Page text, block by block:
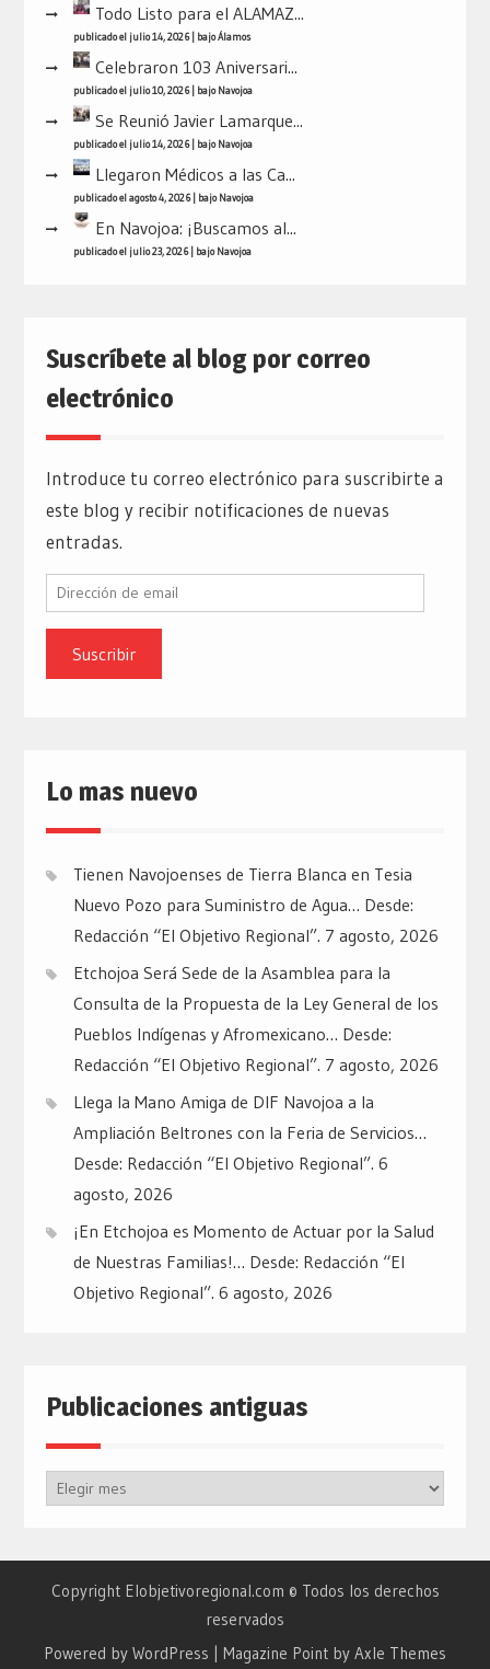
Todo Listo para el ALAMAZ...
publicado el julio 14, 2026| bajoÁlamos
Celebraron 103 Aniversari...
publicado el julio 10, 2026| bajoNavojoa
Se Reunió Javier Lamarque...
publicado el julio 14, 2026| bajoNavojoa
Llegaron Médicos a las Ca...
publicado el agosto 4, 2026| bajoNavojoa
En Navojoa: ¡Buscamos al...
publicado el julio 23, 2026| bajoNavojoa
Suscríbete al blog por correo
electrónico
Introduce tu correo electrónico para suscribirte a
este blog y recibir notificaciones de nuevas
entradas.
Dirección
email
Lo mas nuevo
Tienen Navojoenses de Tierra Blanca en Tesia
Nuevo Pozo para Suministro de Agua… Desde:
Redacción “El Objetivo Regional”. 7 agosto, 2026
Etchojoa Será Sede de la Asamblea para la
Consulta de la Propuesta de la Ley General de los
Pueblos Indígenas y Afromexicano… Desde:
Redacción “El Objetivo Regional”. 7 agosto, 2026
Llega la Mano Amiga de DIF Navojoa a la
Ampliación Beltrones con la Feria de Servicios…
Desde: Redacción “El Objetivo Regional”. 6
agosto, 2026
¡En Etchojoa es Momento de Actuar por la Salud
de Nuestras Familias!… Desde: Redacción “El
Objetivo Regional”. 6 agosto, 2026
Publicaciones antiguas
Publicaciones
Copyright Elobjetivoregional.com © Todos los derechos
reservados
Powered by WordPress
Magazine Point by Axle Themes